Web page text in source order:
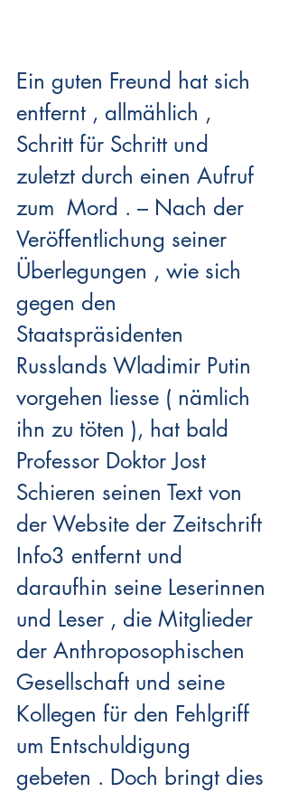
Ein guten Freund hat sich
entfernt , allmählich ,
Schritt für Schritt und
zuletzt durch einen Aufruf
zum  Mord . – Nach der
Veröffentlichung seiner
Überlegungen , wie sich
gegen den
Staatspräsidenten
Russlands Wladimir Putin
vorgehen liesse ( nämlich
ihn zu töten ), hat bald
Professor Doktor Jost
Schieren seinen Text von
der Website der Zeitschrift
Info3 entfernt und
daraufhin seine Leserinnen
und Leser , die Mitglieder
der Anthroposophischen
Gesellschaft und seine
Kollegen für den Fehlgriff
um Entschuldigung
gebeten . Doch bringt dies